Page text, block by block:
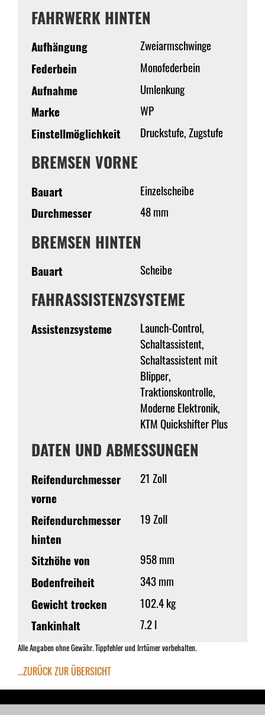
FAHRWERK HINTEN
Aufhängung
Zweiarmschwinge
Federbein
Monofederbein
Aufnahme
Umlenkung
Marke
WP
Einstellmöglichkeit
Druckstufe, Zugstufe
BREMSEN VORNE
Bauart
Einzelscheibe
Durchmesser
48 mm
BREMSEN HINTEN
Bauart Scheibe
FAHRASSISTENZSYSTEME
Assistenzsysteme
Launch-Control,
Schaltassistent,
Schaltassistent mit
Blipper,
Traktionskontrolle,
Moderne Elektronik,
KTM Quickshifter Plus
DATEN UND ABMESSUNGEN
Reifendurchmesser
vorne
21 Zoll
Reifendurchmesser
hinten
19 Zoll
Sitzhöhe von
958 mm
Bodenfreiheit
343 mm
Gewicht trocken
102.4 kg
Tankinhalt
7.2 l
Alle Angaben ohne Gewähr. Tippfehler und Irrtümer vorbehalten.
...ZURÜCK ZUR ÜBERSICHT